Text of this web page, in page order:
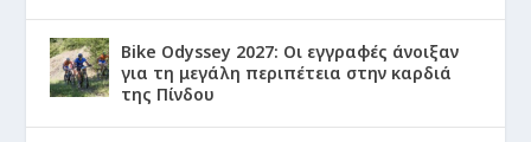
Bike Odyssey 2027: Οι εγγραφές άνοιξαν
για τη μεγάλη περιπέτεια στην καρδιά
της Πίνδου